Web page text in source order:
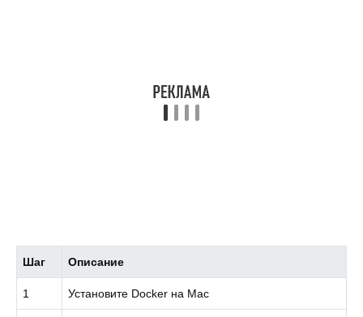
Шаг Описание
1 Установите Docker на Mac